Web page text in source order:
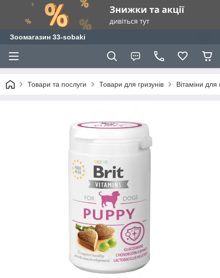
Зоомагазин 33-sobaki
Товари та послуги Товари для гризунів Вітаміни